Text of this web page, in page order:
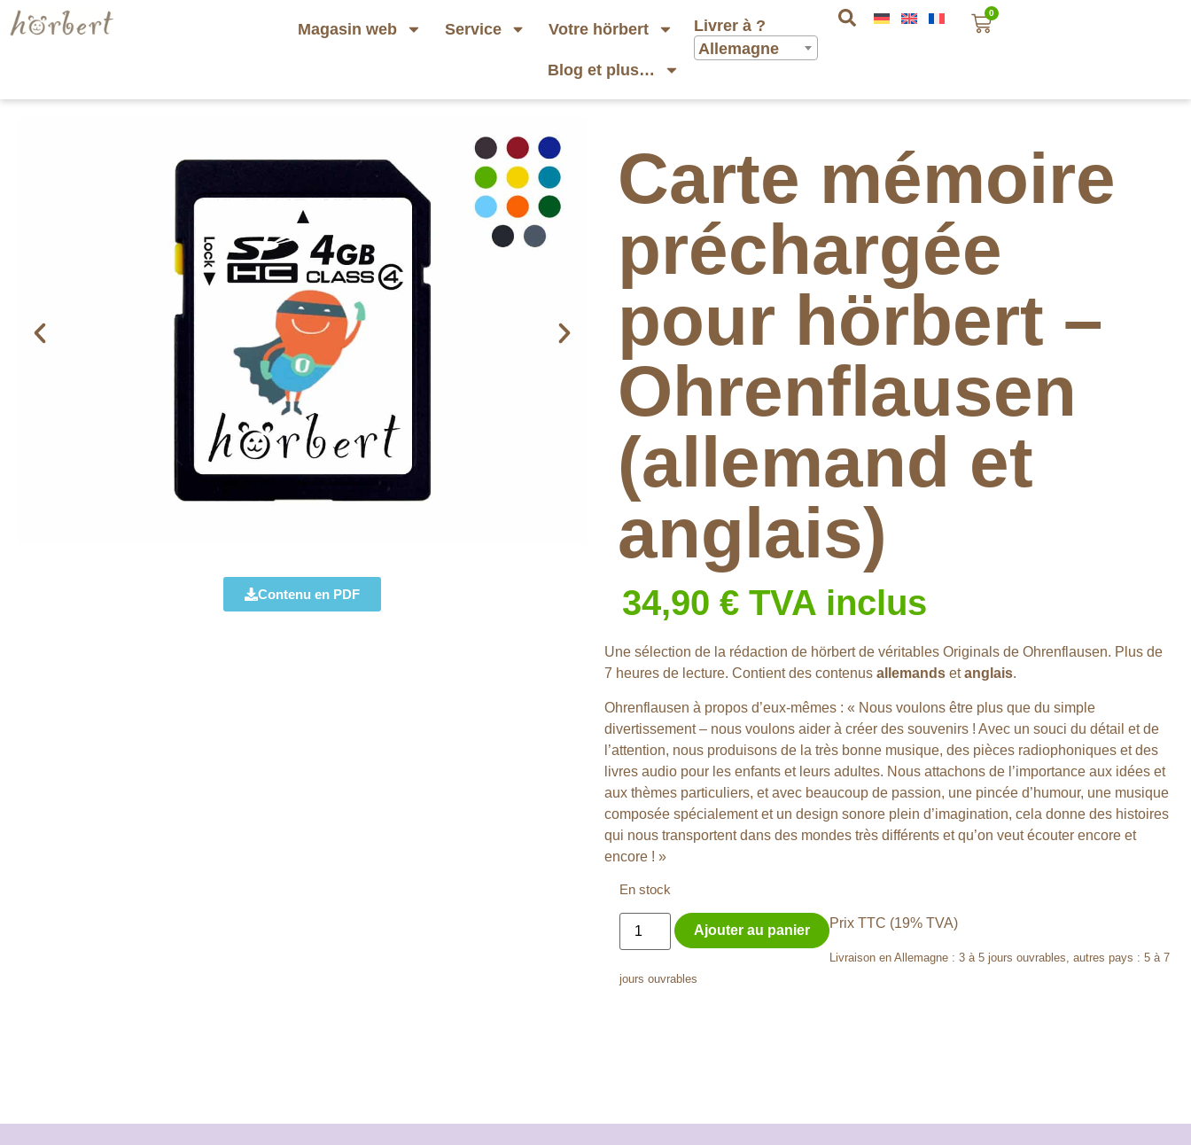
Magasin web Service Votre hörbert
Blog et plus…
Livrer à ?
Allemagne
0
Contenu en PDF
Carte mémoire
préchargée
pour hörbert –
Ohrenflausen
(allemand et
anglais)
34,90 € TVA inclus
Une sélection de la rédaction de hörbert de véritables Originals de Ohrenflausen. Plus de
7 heures de lecture. Contient des contenus allemands etanglais.
Ohrenflausen à propos d’eux-mêmes : « Nous voulons être plus que du simple
divertissement – nous voulons aider à créer des souvenirs ! Avec un souci du détail et de
l’attention, nous produisons de la très bonne musique, des pièces radiophoniques et des
livres audio pour les enfants et leurs adultes. Nous attachons de l’importance aux idées et
aux thèmes particuliers, et avec beaucoup de passion, une pincée d’humour, une musique
composée spécialement et un design sonore plein d’imagination, cela donne des histoires
qui nous transportent dans des mondes très différents et qu’on veut écouter encore et
encore ! »
En stock
Ajouter au panier Prix TTC (19% TVA)
Livraison en Allemagne : 3 à 5 jours ouvrables, autres pays : 5 à 7
jours ouvrables